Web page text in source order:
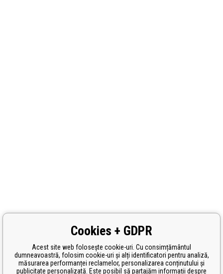
Cookies + GDPR
Acest site web folosește cookie-uri. Cu consimțământul
dumneavoastră, folosim cookie-uri și alți identificatori pentru analiză,
măsurarea performanței reclamelor, personalizarea conținutului și
publicitate personalizată. Este posibil să partajăm informații despre